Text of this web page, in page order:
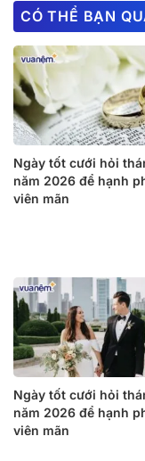
CÓ THỂ BẠN
Ngày tốt cưới hỏi
năm 2026 để hạnh
viên mãn
Ngày tốt cưới hỏi
năm 2026 để hạnh
viên mãn